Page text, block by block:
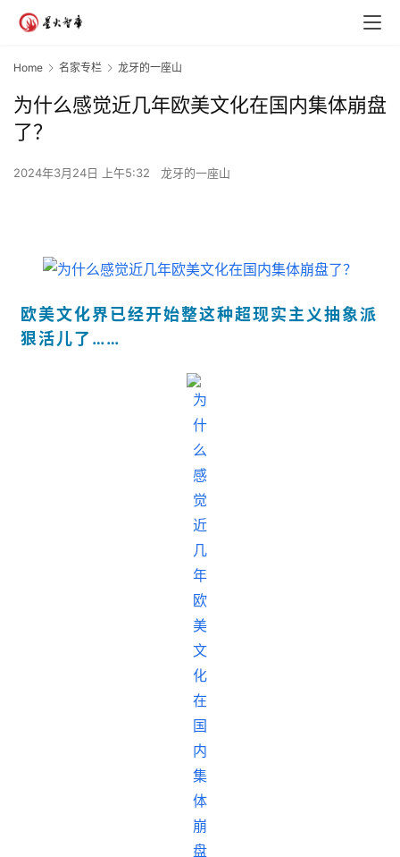
Home 名家专栏 龙牙的一座山
为什么感觉近几年欧美文化在国内集体崩盘
了？
2024年3月24日 上午5:32 龙牙的一座山
欧美文化界已经开始整这种超现实主义抽象派
狠活儿了……